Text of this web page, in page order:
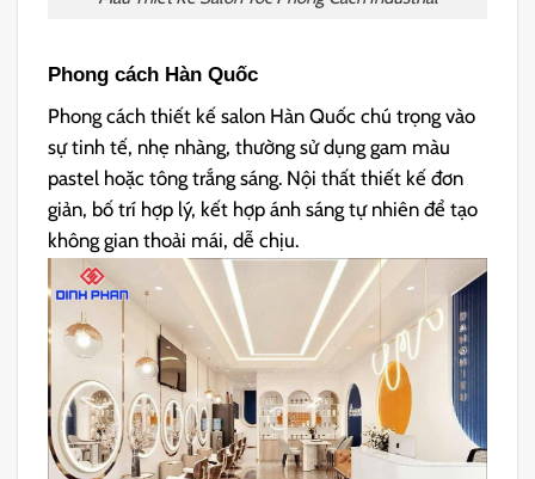
Phong cách Hàn Quốc
Phong cách thiết kế salon Hàn Quốc chú trọng vào
sự tinh tế, nhẹ nhàng, thường sử dụng gam màu
pastel hoặc tông trắng sáng. Nội thất thiết kế đơn
giản, bố trí hợp lý, kết hợp ánh sáng tự nhiên để tạo
không gian thoải mái, dễ chịu.